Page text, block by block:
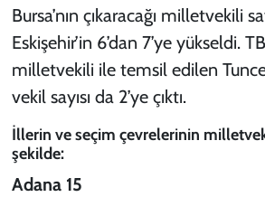
Bursa’nın çıkaracağı milletvekili
Eskişehir’in 6’dan 7’ye yükseldi.
milletvekili ile temsil edilen
vekil sayısı da 2’ye çıktı.
İllerin ve seçim çevrelerinin
şekilde:
Adana 15